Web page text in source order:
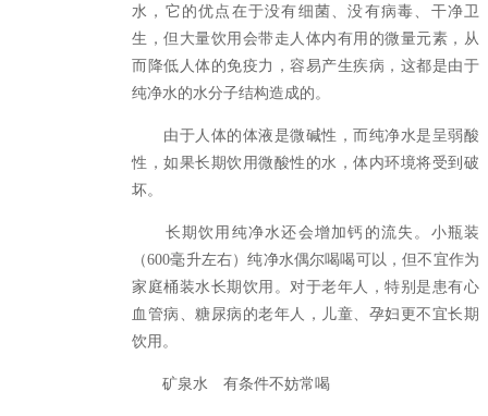
水，它的优点在于没有细菌、没有病毒、干净卫
生，但大量饮用会带走人体内有用的微量元素，从
而降低人体的免疫力，容易产生疾病，这都是由于
纯净水的水分子结构造成的。
由于人体的体液是微碱性，而纯净水是呈弱酸
性，如果长期饮用微酸性的水，体内环境将受到破
坏。
长期饮用纯净水还会增加钙的流失。小瓶装
（600毫升左右）纯净水偶尔喝喝可以，但不宜作为
家庭桶装水长期饮用。对于老年人，特别是患有心
血管病、糖尿病的老年人，儿童、孕妇更不宜长期
饮用。
矿泉水 有条件不妨常喝